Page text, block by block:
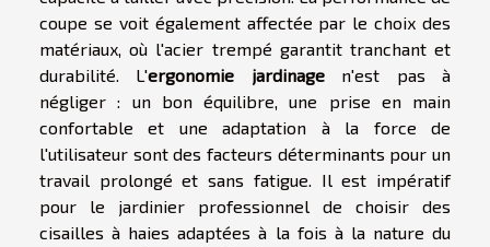
coupe se voit également affectée par le choix des
matériaux, où l'acier trempé garantit tranchant et
durabilité. L'ergonomie jardinagen'est pas à
négliger : un bon équilibre, une prise en main
confortable et une adaptation à la force de
l'utilisateur sont des facteurs déterminants pour un
travail prolongé et sans fatigue. Il est impératif
pour le jardinier professionnel de choisir des
cisailles à haies adaptées à la fois à la nature du